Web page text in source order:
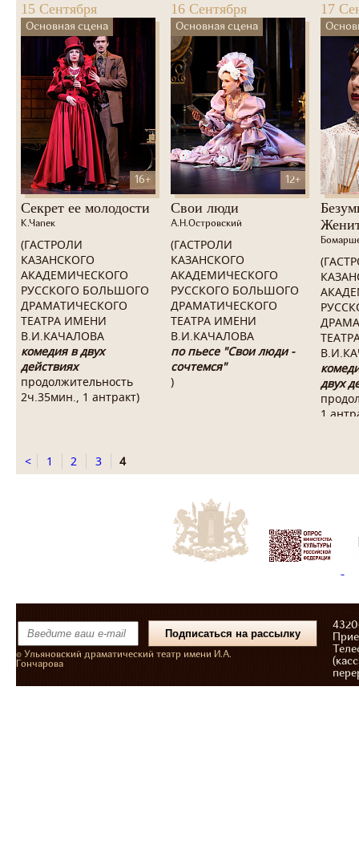
15 Сентября
Основная сцена
16+
Секрет ее молодости
К.Чапек
(ГАСТРОЛИ
КАЗАНСКОГО
АКАДЕМИЧЕСКОГО
РУССКОГО БОЛЬШОГО
ДРАМАТИЧЕСКОГО
ТЕАТРА ИМЕНИ
В.И.КАЧАЛОВА
комедия в двух
действиях
продолжительность
2ч.35мин., 1 антракт)
16 Сентября
Основная сцена
12+
Свои люди
А.Н.Островский
(ГАСТРОЛИ
КАЗАНСКОГО
АКАДЕМИЧЕСКОГО
РУССКОГО БОЛЬШОГО
ДРАМАТИЧЕСКОГО
ТЕАТРА ИМЕНИ
В.И.КАЧАЛОВА
по пьесе "Свои люди -
сочтемся"
)
17
двух
1
< 1 2 3 4
© Ульяновский драматический театр имени И.А.
Гончарова